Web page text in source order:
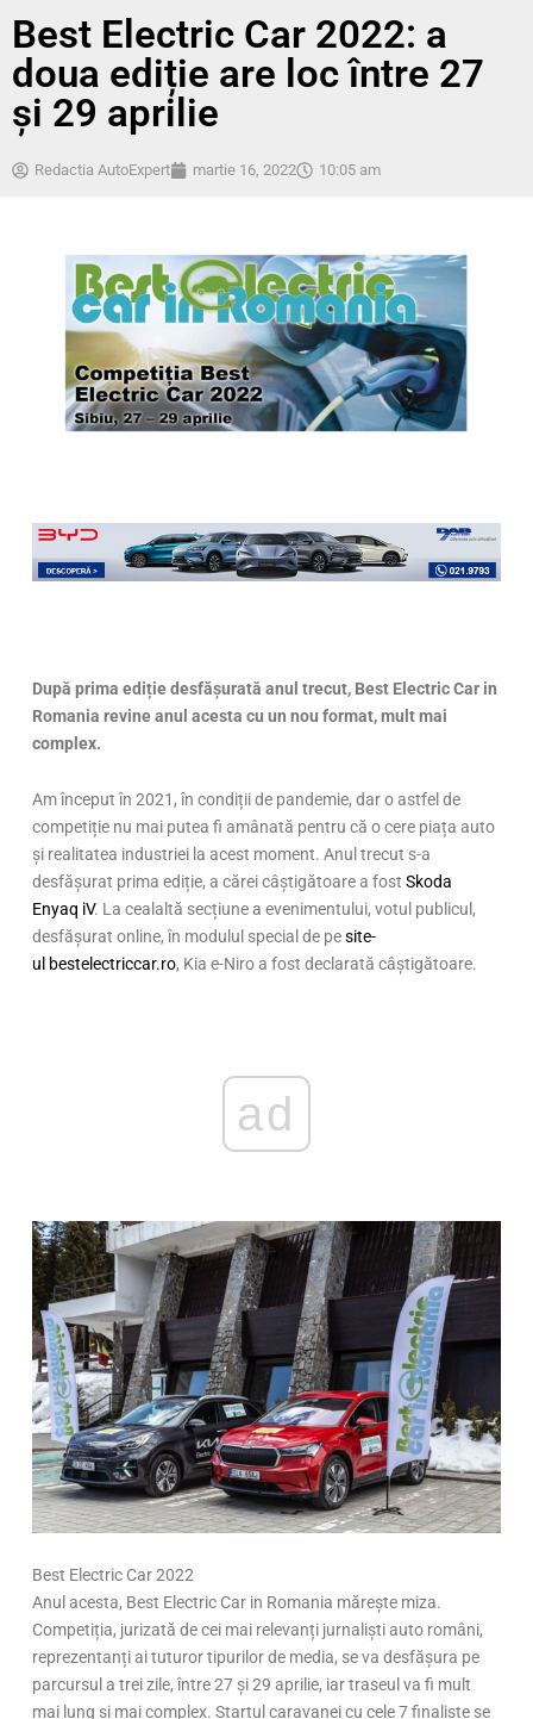
Best Electric Car 2022: a
doua ediție are loc între 27
și 29 aprilie
Redactia AutoExpert martie 16, 2022 10:05 am
După prima ediție desfășurată anul trecut, Best Electric Car in
Romania revine anul acesta cu un nou format, mult mai
complex.
Am început în 2021, în condiții de pandemie, dar o astfel de
competiție nu mai putea fi amânată pentru că o cere piața auto
și realitatea industriei la acest moment. Anul trecut s-a
desfășurat prima ediție, a cărei câștigătoare a fostSkoda
Enyaq iV. La cealaltă secțiune a evenimentului, votul publicul,
desfășurat online, în modulul special de pesite-
ul bestelectriccar.ro, Kia e-Niro a fost declarată câștigătoare.
ad
Best Electric Car 2022
Anul acesta, Best Electric Car in Romania mărește miza.
Competiția, jurizată de cei mai relevanți jurnaliști auto români,
reprezentanți ai tuturor tipurilor de media, se va desfășura pe
parcursul a trei zile, între 27 și 29 aprilie, iar traseul va fi mult
mai lung și mai complex. Startul caravanei cu cele 7 finaliste se